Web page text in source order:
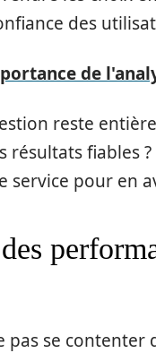
des
de
reste
résultats fiables
service pour en
pas se